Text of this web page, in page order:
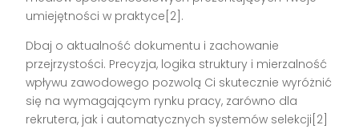
umiejętności w praktyce[2].
Dbaj o aktualność dokumentu i zachowanie
przejrzystości. Precyzja, logika struktury i mierzalność
wpływu zawodowego pozwolą Ci skutecznie wyróżnić
się na wymagającym rynku pracy, zarówno dla
rekrutera, jak i automatycznych systemów selekcji[2]